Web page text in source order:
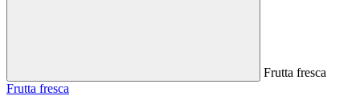
Frutta fresca
Frutta fresca